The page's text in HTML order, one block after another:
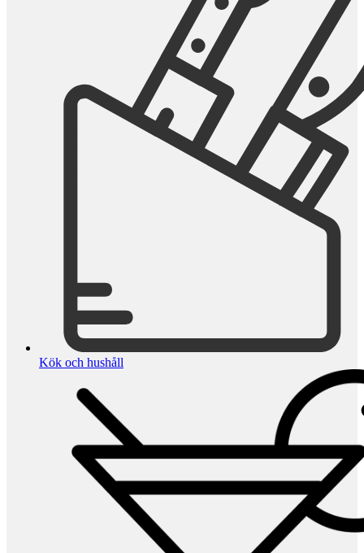
Kök och hushåll